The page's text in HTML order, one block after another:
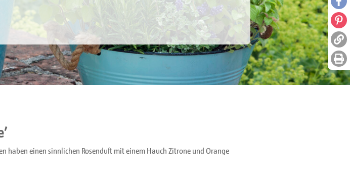
haben einen sinnlichen Rosenduft mit einem Hauch Zitrone und Orange
Link